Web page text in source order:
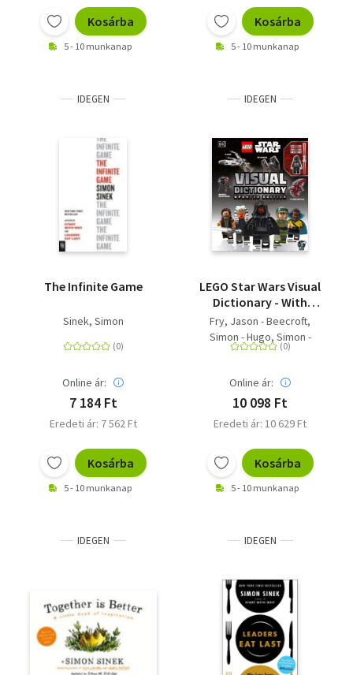
Kosárba
5 - 10 munkanap
Kosárba
5 - 10 munkanap
IDEGEN
The Infinite Game
Sinek, Simon
Online ár:
7 184 Ft
Eredeti ár: 7 562 Ft
Kosárba
5 - 10 munkanap
IDEGEN
LEGO Star Wars Visual
Dictionary - With
Exclusive Star Wars
Minifigure
Fry, Jason - Beecroft,
Simon - Hugo, Simon -
Dowsett, Elizabeth
Online ár:
10 098 Ft
Eredeti ár: 10 629 Ft
Kosárba
5 - 10 munkanap
IDEGEN IDEGEN